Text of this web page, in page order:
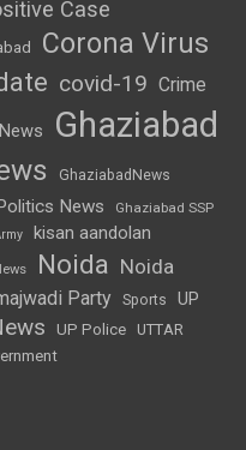
Case
Corona Virus
covid-19 Crime
Ghaziabad
GhaziabadNews
News Ghaziabad SSP
kisan aandolan
Noida Noida
Party Sports
UP
UP Police
UTTAR